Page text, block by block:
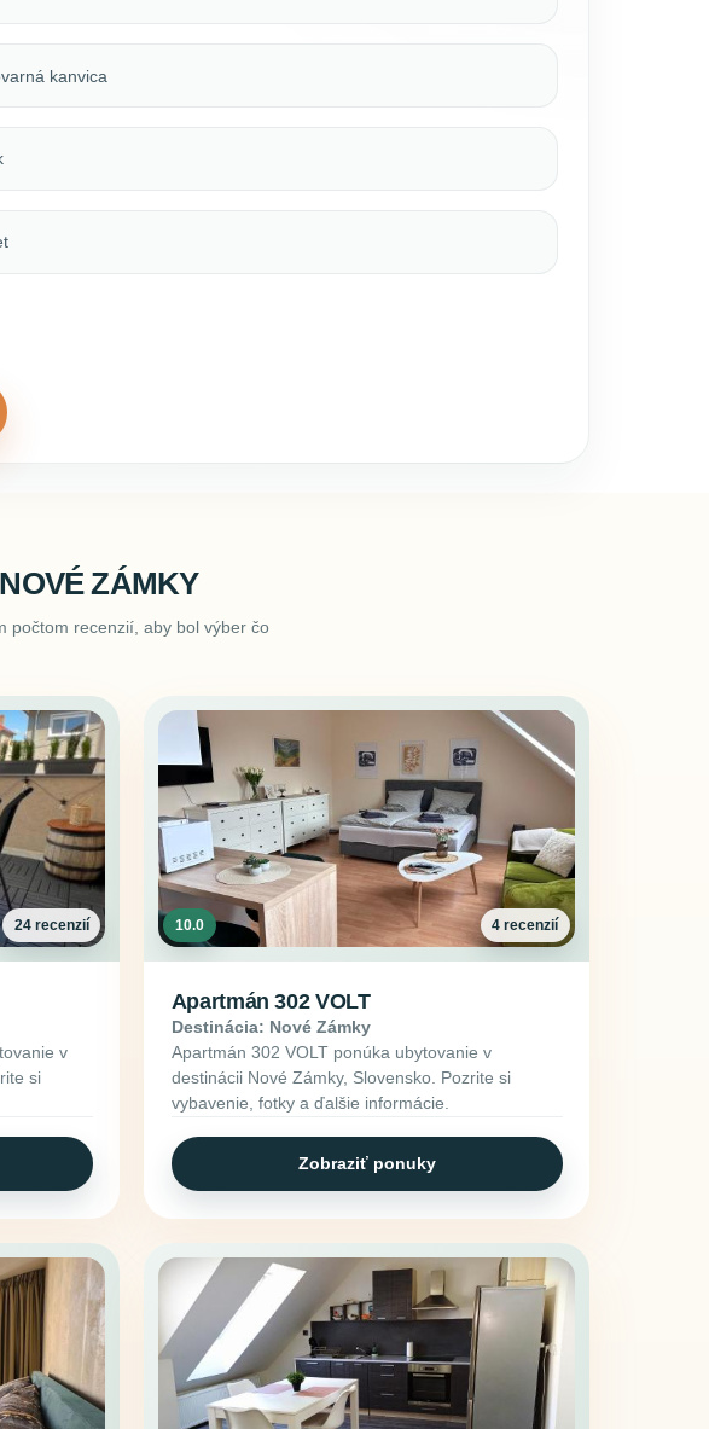
kanvica
ZÁMKY
počtom recenzií, aby bol výber čo
24 recenzií
v
si
10.0 4 recenzií
Apartmán 302 VOLT
Destinácia: Nové Zámky
Apartmán 302 VOLT ponúka ubytovanie v
destinácii Nové Zámky, Slovensko. Pozrite si
vybavenie, fotky a ďalšie informácie.
Zobraziť ponuky